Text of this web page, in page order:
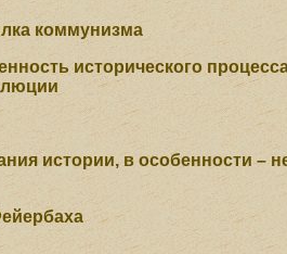
коммунизма
исторического
истории, в особенности –